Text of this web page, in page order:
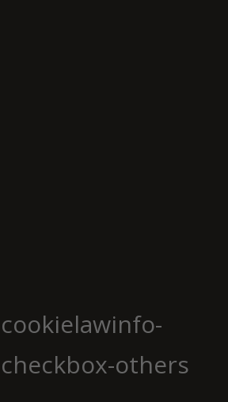
cookielawinfo-
checkbox-others